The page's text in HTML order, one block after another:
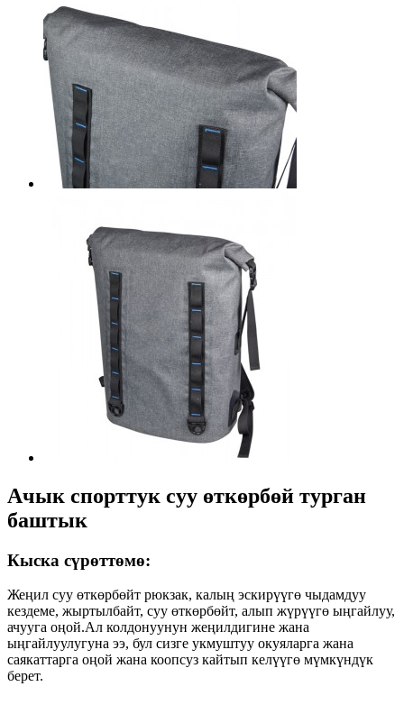
Ачык спорттук суу өткөрбөй турган
баштык
Кыска сүрөттөмө:
Жеңил суу өткөрбөйт рюкзак, калың эскирүүгө чыдамдуу
кездеме, жыртылбайт, суу өткөрбөйт, алып жүрүүгө ыңгайлуу,
ачууга оңой.Ал колдонуунун жеңилдигине жана
ыңгайлуулугуна ээ, бул сизге укмуштуу окуяларга жана
саякаттарга оңой жана коопсуз кайтып келүүгө мүмкүндүк
берет.